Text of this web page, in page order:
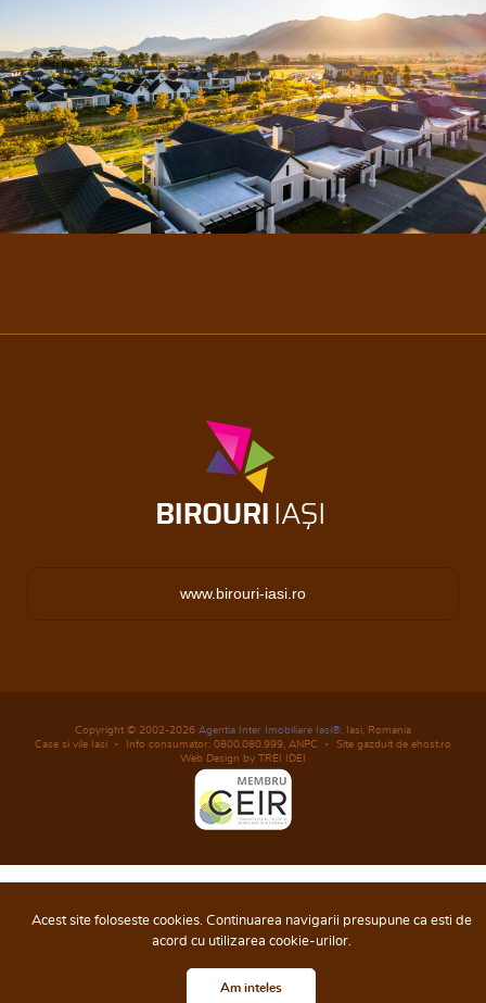
www.birouri-iasi.ro
Copyright © 2002-2026 Agentia Inter Imobiliare Iasi® , Iasi, Romania
Case si vile Iasi
Info consumator: 0800.080.999, ANPC
Site gazduit de ehost.ro
Web Design by TREI IDEI
Acest site foloseste cookies. Continuarea navigarii presupune ca esti de
acord cu utilizarea cookie-urilor.
Am inteles